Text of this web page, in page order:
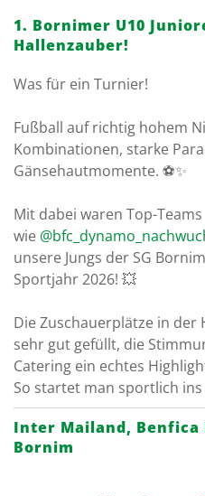
1. Bornimer U10
Hallenzauber!
Was für ein Turnier!
Fußball auf richtig hohem
Kombinationen, starke
Gänsehautmomente. ⚽✨
Mit dabei waren Top-Teams
wie
unsere Jungs der SG
Sportjahr 2026! 💥
Die Zuschauerplätze in der
sehr gut gefüllt, die
Catering ein echtes
So startet man sportlich ins
Inter Mailand, Benfica
Bornim